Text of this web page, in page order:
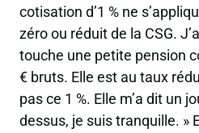
cotisation d’1 % ne
zéro ou réduit de la CSG.
touche une petite pension
€ bruts. Elle est au taux
pas ce 1 %. Elle m’a dit un
dessus, je suis tranquille. »